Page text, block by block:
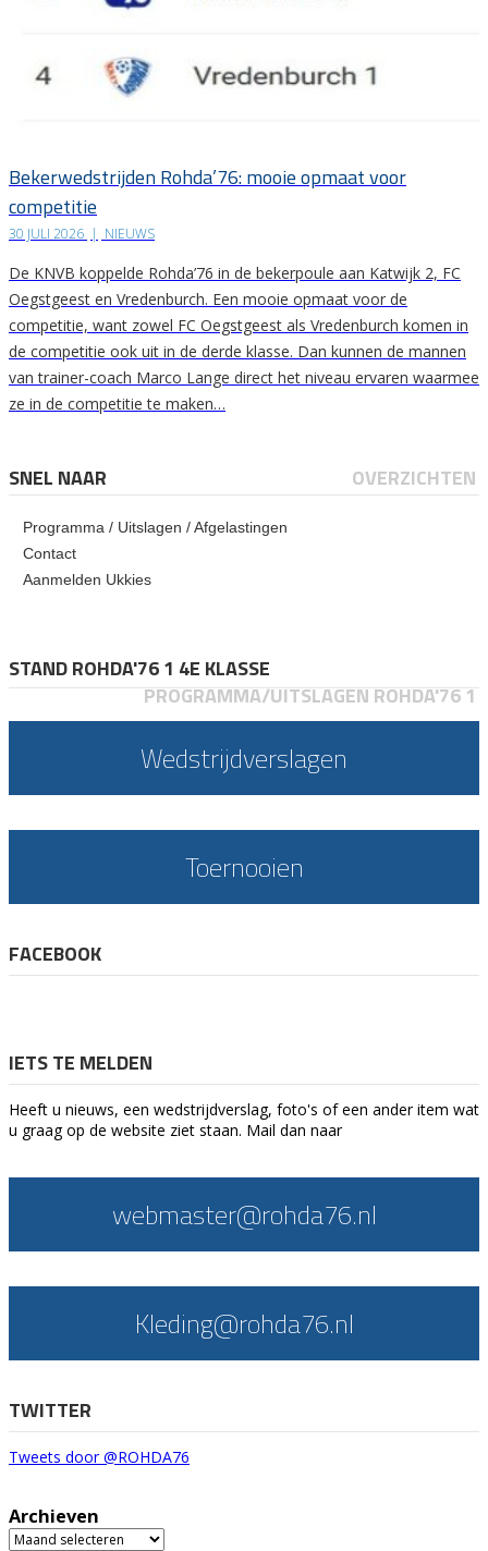
Bekerwedstrijden Rohda’76: mooie opmaat voor
competitie
30 JULI 2026 | NIEUWS
De KNVB koppelde Rohda’76 in de bekerpoule aan Katwijk 2, FC
Oegstgeest en Vredenburch. Een mooie opmaat voor de
competitie, want zowel FC Oegstgeest als Vredenburch komen in
de competitie ook uit in de derde klasse. Dan kunnen de mannen
van trainer-coach Marco Lange direct het niveau ervaren waarmee
ze in de competitie te maken…
SNEL NAAR OVERZICHTEN
Programma / Uitslagen / Afgelastingen
Contact
Aanmelden Ukkies
STAND ROHDA'76 1 4E KLASSE
PROGRAMMA/UITSLAGEN ROHDA'76 1
Wedstrijdverslagen
Toernooien
FACEBOOK
IETS TE MELDEN
Heeft u nieuws, een wedstrijdverslag, foto's of een ander item wat
u graag op de website ziet staan. Mail dan naar
webmaster@rohda76.nl
Kleding@rohda76.nl
TWITTER
Tweets door @ROHDA76
Archieven
Archieven